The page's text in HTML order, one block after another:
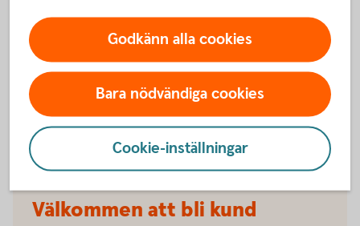
Täcker försäkringen viltolyckor?
Vilka bilar har en vagnskadegaranti?
Välkommen att bli kund
Godkänn alla cookies
Bara nödvändiga cookies
Cookie-inställningar